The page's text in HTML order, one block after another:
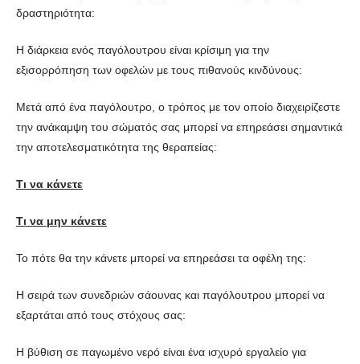
δραστηριότητα:
Η διάρκεια ενός παγόλουτρου είναι κρίσιμη για την
εξισορρόπηση των οφελών με τους πιθανούς κινδύνους:
Μετά από ένα παγόλουτρο, ο τρόπος με τον οποίο διαχειρίζεστε
την ανάκαμψη του σώματός σας μπορεί να επηρεάσει σημαντικά
την αποτελεσματικότητα της θεραπείας:
Τι να κάνετε
Τι να μην κάνετε
Το πότε θα την κάνετε μπορεί να επηρεάσει τα οφέλη της:
Η σειρά των συνεδριών σάουνας και παγόλουτρου μπορεί να
εξαρτάται από τους στόχους σας:
Η βύθιση σε παγωμένο νερό είναι ένα ισχυρό εργαλείο για